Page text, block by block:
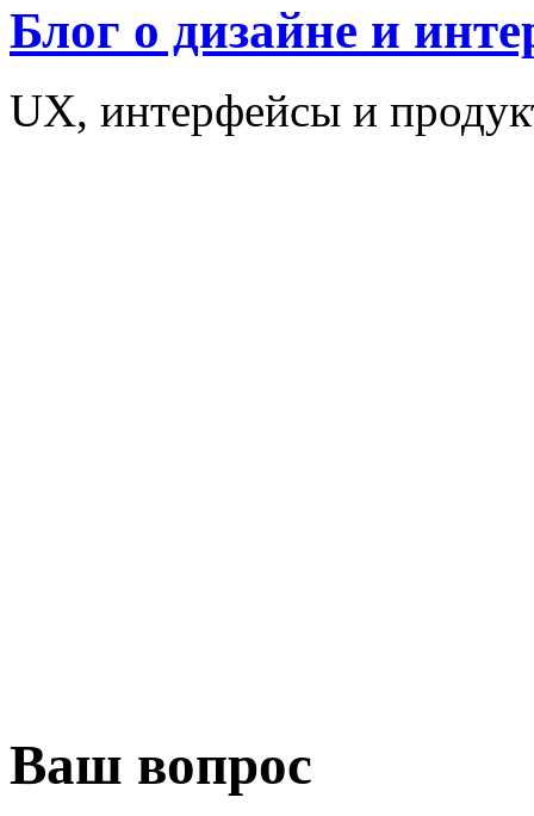
Блог о дизайне и
UX, интерфейсы и
Ваш вопрос